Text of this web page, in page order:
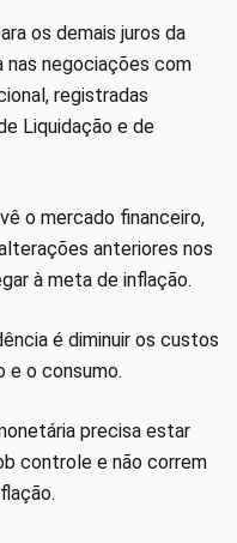
os demais juros da
nas negociações com
registradas
Liquidação e de
o mercado financeiro,
anteriores nos
à meta de inflação.
é diminuir os custos
e o consumo.
precisa estar
controle e não correm